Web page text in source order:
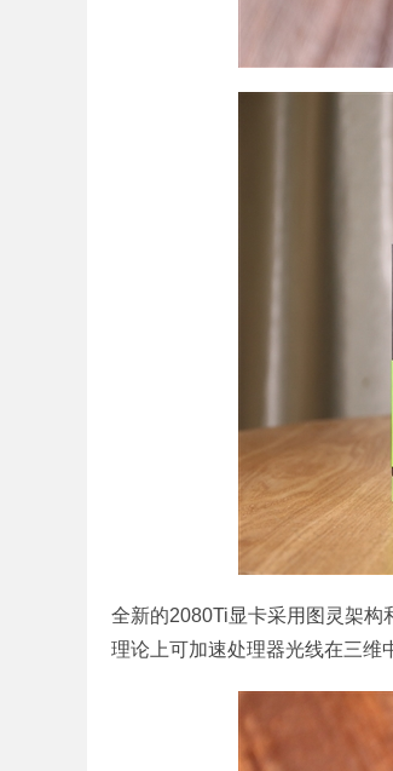
全新的2080Ti显卡采用图灵架构
理论上可加速处理器光线在三维